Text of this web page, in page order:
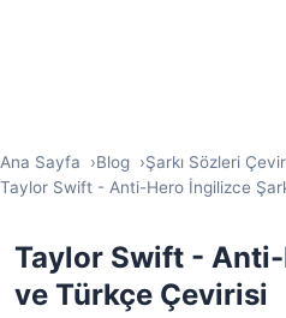
Ana Sayfa Blog
Şarkı Sözleri
Taylor Swift - Anti-Hero İngilizce
Taylor Swift -
ve Türkçe Çevirisi